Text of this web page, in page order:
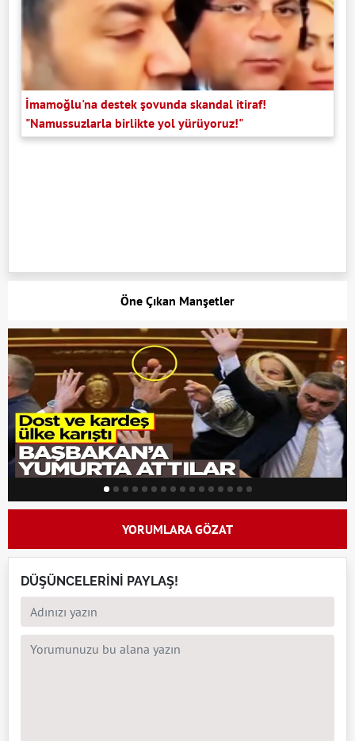
İmamoğlu'na destek şovunda skandal itiraf!
"Namussuzlarla birlikte yol yürüyoruz!"
Öne Çıkan Manşetler
YORUMLARA GÖZAT
DÜŞÜNCELERİNİ PAYLAŞ!